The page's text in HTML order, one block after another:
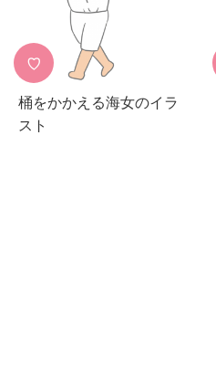
♡
桶をかかえる海女のイラ
スト